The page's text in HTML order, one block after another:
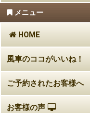
メニュー
HOME
風車のココがいいね！
ご予約されたお客様へ
お客様の声